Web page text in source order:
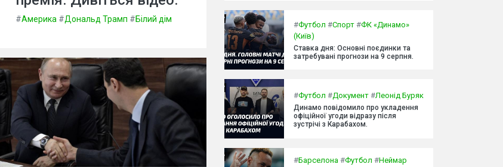
#Америка #Дональд Трамп #Білий дім
#Футбол #Спорт #ФК «Динамо»
(Київ)
Ставка дня: Основні поєдинки та
затребувані прогнози на 9 серпня.
#Футбол #Документ #Леонід Буряк
Динамо повідомило про укладення
офіційної угоди відразу після
зустрічі з Карабахом.
#Барселона #Футбол #Неймар